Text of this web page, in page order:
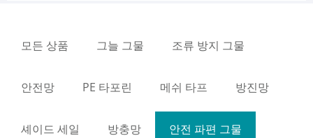
모든 상품 그늘 그물 조류 방지 그물
안전망 PE 타포린 메쉬 타프 방진망
셰이드 세일 방충망 안전 파편 그물